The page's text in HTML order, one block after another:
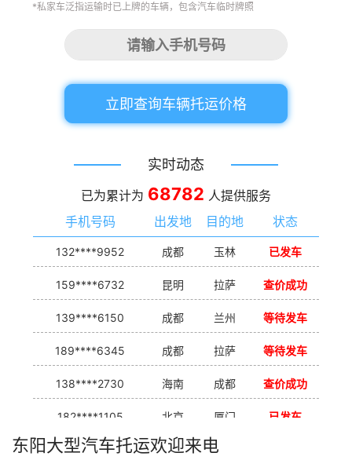
*私家车泛指运输时已上牌的车辆，包含汽车临时牌照
立即查询车辆托运价格
实时动态
已为累计为 68782 人提供服务
手机号码
出发地 目的地 状态
132****9952 成都 玉林 已发车
159****6732 昆明 拉萨 查价成功
139****6150 成都 兰州 等待发车
189****6345 成都 拉萨 等待发车
138****2730 海南 成都 查价成功
182****1105 北京 厦门 已发车
138****7926 重庆 合肥
东阳大型汽车托运欢迎来电